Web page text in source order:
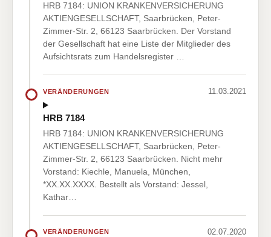
HRB 7184: UNION KRANKENVERSICHERUNG
AKTIENGESELLSCHAFT, Saarbrücken, Peter-
Zimmer-Str. 2, 66123 Saarbrücken. Der Vorstand
der Gesellschaft hat eine Liste der Mitglieder des
Aufsichtsrats zum Handelsregister …
VERÄNDERUNGEN 11.03.2021
HRB 7184
HRB 7184: UNION KRANKENVERSICHERUNG
AKTIENGESELLSCHAFT, Saarbrücken, Peter-
Zimmer-Str. 2, 66123 Saarbrücken. Nicht mehr
Vorstand: Kiechle, Manuela, München,
*XX.XX.XXXX. Bestellt als Vorstand: Jessel,
Kathar…
VERÄNDERUNGEN 02.07.2020